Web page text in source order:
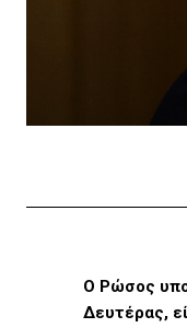
Ο Ρώσος
Δευτέρας,